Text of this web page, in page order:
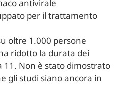
antivirale
per il trattamento
oltre 1.000 persone
ridotto la durata dei
11. Non è stato dimostrato
gli studi siano ancora in